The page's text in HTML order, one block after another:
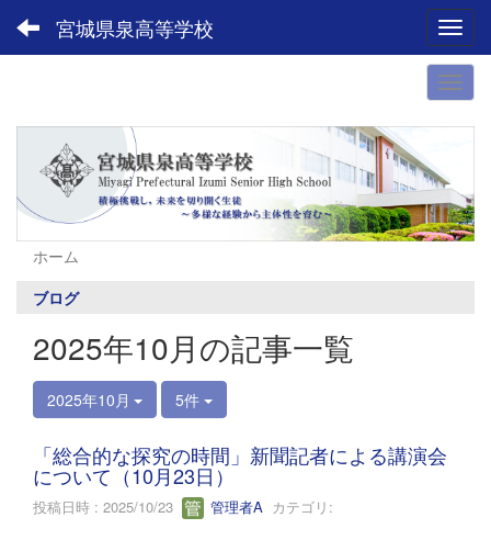
宮城県泉高等学校
ホーム
ブログ
2025年10月の記事一覧
2025年10月 5件
「総合的な探究の時間」新聞記者による講演会
について（10月23日）
投稿日時 : 2025/10/23 管理者A カテゴリ: